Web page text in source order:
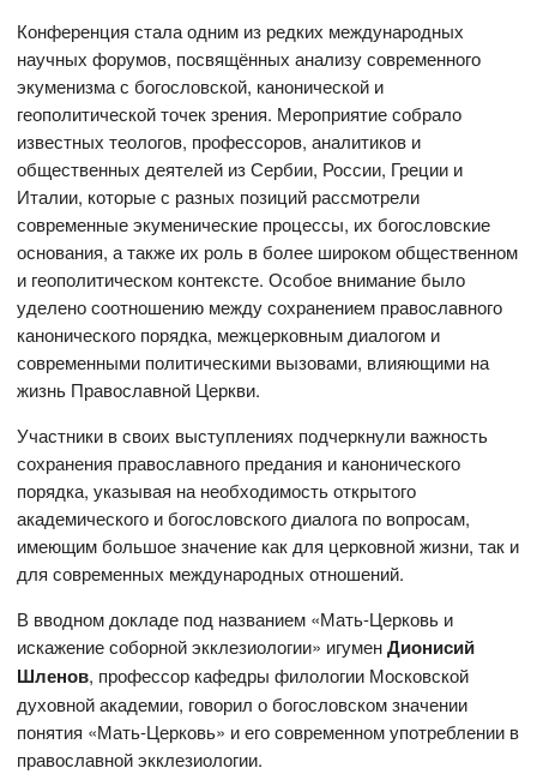
Конференция стала одним из редких международных
научных форумов, посвящённых анализу современного
экуменизма с богословской, канонической и
геополитической точек зрения. Мероприятие собрало
известных теологов, профессоров, аналитиков и
общественных деятелей из Сербии, России, Греции и
Италии, которые с разных позиций рассмотрели
современные экуменические процессы, их богословские
основания, а также их роль в более широком общественном
и геополитическом контексте. Особое внимание было
уделено соотношению между сохранением православного
канонического порядка, межцерковным диалогом и
современными политическими вызовами, влияющими на
жизнь Православной Церкви.
Участники в своих выступлениях подчеркнули важность
сохранения православного предания и канонического
порядка, указывая на необходимость открытого
академического и богословского диалога по вопросам,
имеющим большое значение как для церковной жизни, так и
для современных международных отношений.
В вводном докладе под названием «Мать-Церковь и
искажение соборной экклезиологии» игуменДионисий
Шленов, профессор кафедры филологии Московской
духовной академии, говорил о богословском значении
понятия «Мать-Церковь» и его современном употреблении в
православной экклезиологии.